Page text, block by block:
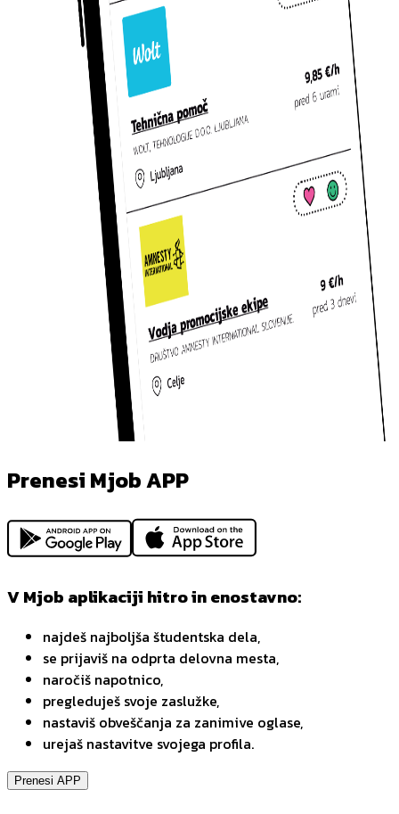
Prenesi Mjob APP
V Mjob aplikaciji hitro in enostavno:
najdeš najboljša študentska dela,
se prijaviš na odprta delovna mesta,
naročiš napotnico,
pregleduješ svoje zaslužke,
nastaviš obveščanja za zanimive oglase,
urejaš nastavitve svojega profila.
Prenesi APP